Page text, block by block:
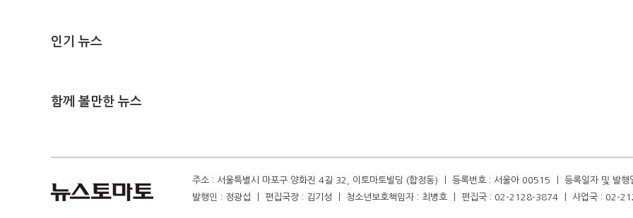
인기 뉴스
함께 볼만한 뉴스
주소 : 서울특별시 마포구 양화진 4길 32, 이토마토빌딩 (합정동) ㅣ 등록번호 : 서울아 00515 ㅣ 등록일자 및 발
발행인 : 정광섭 ㅣ 편집국장 : 김기성 ㅣ 청소년보호책임자 : 최병호 ㅣ 편집국 : 02-2128-3874 ㅣ 사업국 : 02-